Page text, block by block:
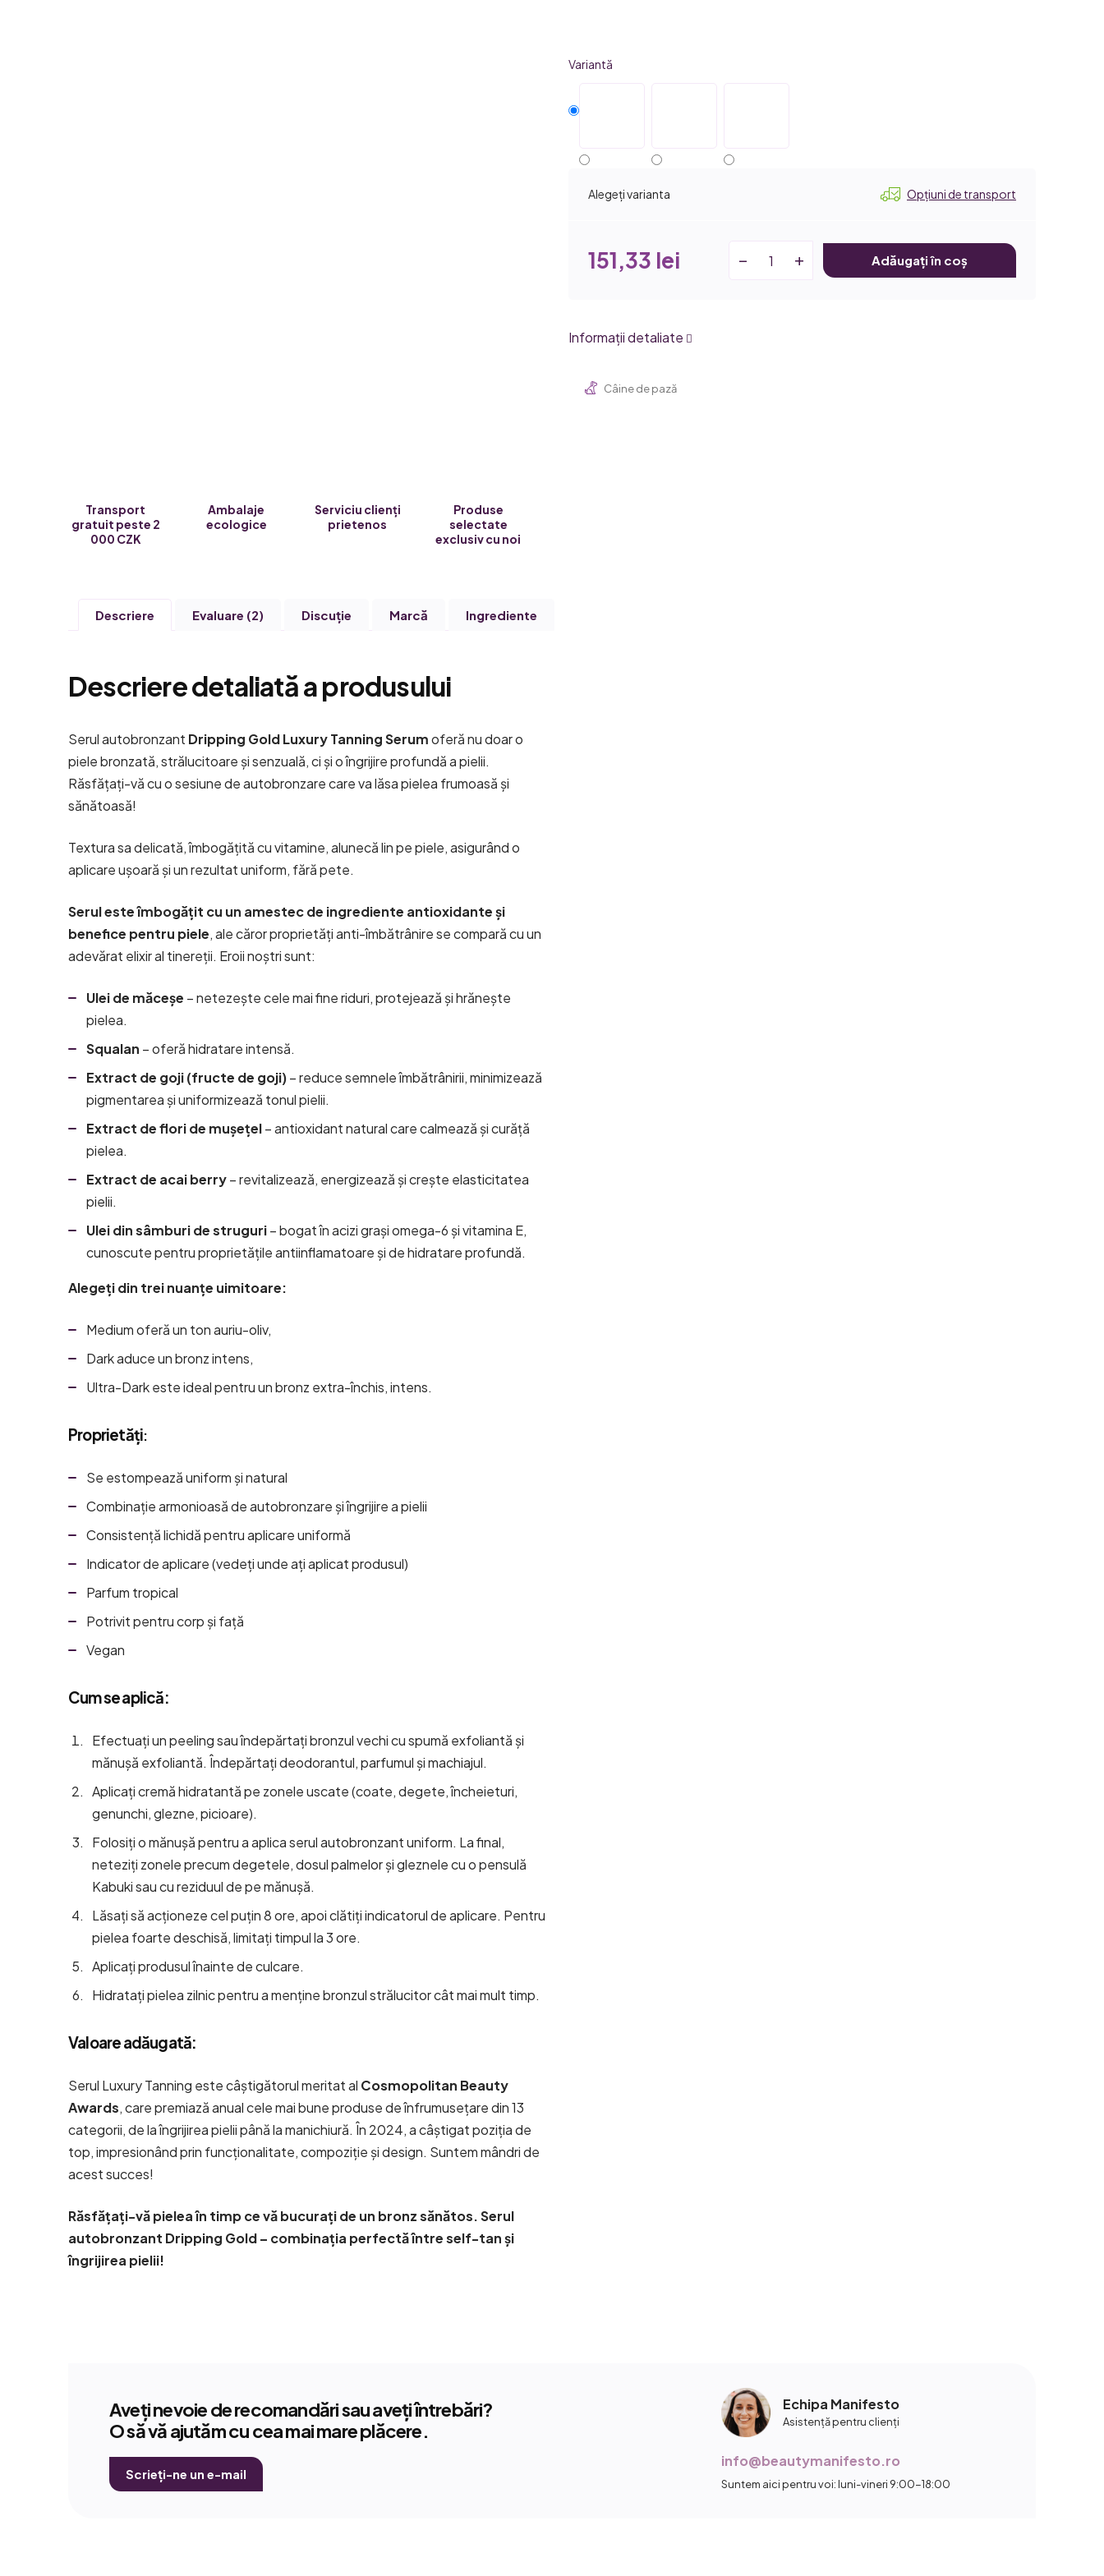
stele.
Variantă
Alegeţi varianta Opțiuni de transport
151,33 lei Adăugați în coș
Informaţii detaliate
Câine de pază
Transport
gratuit peste 2
000 CZK
Ambalaje
ecologice
Serviciu clienți
prietenos
Produse
selectate
exclusiv cu noi
Descriere Evaluare (2) Discuţie Marcă Ingrediente
Descriere detaliată a produsului
Serul autobronzant Dripping Gold Luxury Tanning Serumoferă nu doar o
piele bronzată, strălucitoare și senzuală, ci și o îngrijire profundă a pielii.
Răsfățați-vă cu o sesiune de autobronzare care va lăsa pielea frumoasă și
sănătoasă!
Textura sa delicată, îmbogățită cu vitamine, alunecă lin pe piele, asigurând o
aplicare ușoară și un rezultat uniform, fără pete.
Serul este îmbogățit cu un amestec de ingrediente antioxidante și
benefice pentru piele, ale căror proprietăți anti-îmbătrânire se compară cu un
adevărat elixir al tinereții. Eroii noștri sunt:
Ulei de măceșe – netezește cele mai fine riduri, protejează și hrănește
pielea.
Squalan – oferă hidratare intensă.
Extract de goji (fructe de goji)– reduce semnele îmbătrânirii, minimizează
pigmentarea și uniformizează tonul pielii.
Extract de flori de mușețel– antioxidant natural care calmează și curăță
pielea.
Extract de acai berry– revitalizează, energizează și crește elasticitatea
pielii.
Ulei din sâmburi de struguri– bogat în acizi grași omega-6 și vitamina E,
cunoscute pentru proprietățile antiinflamatoare și de hidratare profundă.
Alegeți din trei nuanțe uimitoare:
Mediumoferă un ton auriu-oliv,
Darkaduce un bronz intens,
Ultra-Darkeste ideal pentru un bronz extra-închis, intens.
Proprietăți:
Se estompează uniform și natural
Combinație armonioasă de autobronzare și îngrijire a pielii
Consistență lichidă pentru aplicare uniformă
Indicator de aplicare (vedeți unde ați aplicat produsul)
Parfum tropical
Potrivit pentru corp și față
Vegan
Cum se aplică:
Efectuați un peeling sau îndepărtați bronzul vechi cu spumă exfoliantă și
mănușă exfoliantă. Îndepărtați deodorantul, parfumul și machiajul.
Aplicați cremă hidratantă pe zonele uscate (coate, degete, încheieturi,
genunchi, glezne, picioare).
Folosiți o mănușă pentru a aplica serul autobronzant uniform. La final,
neteziți zonele precum degetele, dosul palmelor și gleznele cu o pensulă
Kabuki sau cu reziduul de pe mănușă.
Lăsați să acționeze cel puțin 8 ore, apoi clătiți indicatorul de aplicare. Pentru
pielea foarte deschisă, limitați timpul la 3 ore.
Aplicați produsul înainte de culcare.
Hidratați pielea zilnic pentru a menține bronzul strălucitor cât mai mult timp.
Valoare adăugată:
Serul Luxury Tanning este câștigătorul meritat al Cosmopolitan Beauty
Awards, care premiază anual cele mai bune produse de înfrumusețare din 13
categorii, de la îngrijirea pielii până la manichiură. În 2024, a câștigat poziția de
top, impresionând prin funcționalitate, compoziție și design. Suntem mândri de
acest succes!
Răsfățați-vă pielea în timp ce vă bucurați de un bronz sănătos. Serul
autobronzant Dripping Gold – combinația perfectă între self-tan și
îngrijirea pielii!
Aveți nevoie de recomandări sau aveți întrebări?
O să vă ajutăm cu cea mai mare plăcere.
Scrieți-ne un e-mail
Echipa Manifesto
Asistență pentru clienți
info@beautymanifesto.ro
Suntem aici pentru voi: luni-vineri 9:00-18:00